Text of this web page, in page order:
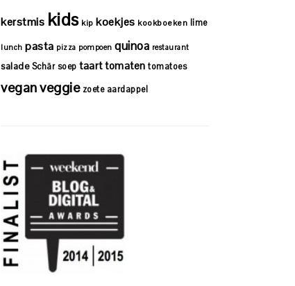
kerstmis kids kip koekjes kookboeken lime
lunch pasta pizza pompoen quinoa restaurant
salade Schär soep taarttomaten tomatoes
veganveggie zoete aardappel